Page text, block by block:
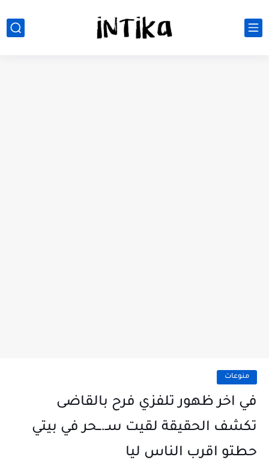
منوعات
في اخر ظهور تلفزي فرح بالقاضى
تكشف الحقيقة لقيت سـ.ــحر في بيتي
حطتو اقرب الناس ليا